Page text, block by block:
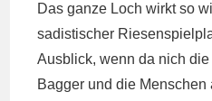
Das ganze Loch wirkt so
sadistischer
Ausblick, wenn da nich
Bagger und die Menschen